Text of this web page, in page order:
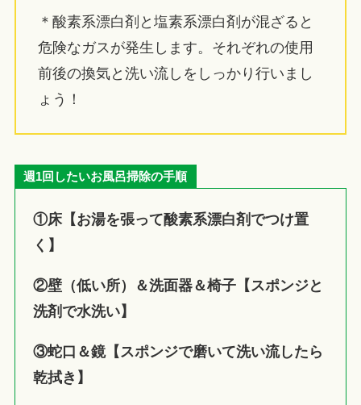
＊酸素系漂白剤と塩素系漂白剤が混ざると
危険なガスが発生します。それぞれの使用
前後の換気と洗い流しをしっかり行いまし
ょう！
週1回したいお風呂掃除の手順
①床【お湯を張って酸素系漂白剤でつけ置
く】
②壁（低い所）＆洗面器＆椅子【スポンジと
洗剤で水洗い】
③蛇口＆鏡【スポンジで磨いて洗い流したら
乾拭き】